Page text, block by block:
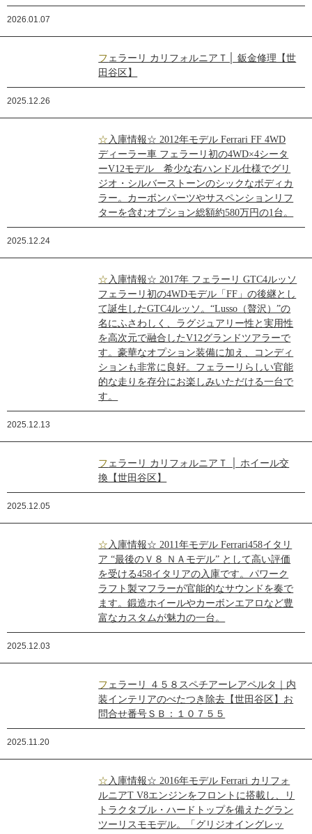
2026.01.07
フェラーリ カリフォルニアＴ│ 鈑金修理【世
田谷区】
2025.12.26
☆入庫情報☆ 2012年モデル Ferrari FF 4WD
ディーラー車 フェラーリ初の4WD×4シータ
ーV12モデル 希少な右ハンドル仕様でグリ
ジオ・シルバーストーンのシックなボディカ
ラー。カーボンパーツやサスペンションリフ
ターを含むオプション総額約580万円の1台。
2025.12.24
☆入庫情報☆ 2017年 フェラーリ GTC4ルッソ
フェラーリ初の4WDモデル「FF」の後継とし
て誕生したGTC4ルッソ。“Lusso（贅沢）”の
名にふさわしく、ラグジュアリー性と実用性
を高次元で融合したV12グランドツアラーで
す。豪華なオプション装備に加え、コンディ
ションも非常に良好。フェラーリらしい官能
的な走りを存分にお楽しみいただける一台で
す。
2025.12.13
フェラーリ カリフォルニアＴ │ ホイール交
換【世田谷区】
2025.12.05
☆入庫情報☆ 2011年モデル Ferrari458イタリ
ア “最後のＶ８ ＮＡモデル” として高い評価
を受ける458イタリアの入庫です。パワーク
ラフト製マフラーが官能的なサウンドを奏で
ます。鍛造ホイールやカーボンエアロなど豊
富なカスタムが魅力の一台。
2025.12.03
フェラーリ ４５８スペチアーレアペルタ｜内
装インテリアのべたつき除去【世田谷区】お
問合せ番号ＳＢ：１０７５５
2025.11.20
☆入庫情報☆ 2016年モデル Ferrari カリフォ
ルニアT V8エンジンをフロントに搭載し、リ
トラクタブル・ハードトップを備えたグラン
ツーリスモモデル。「グリジオイングレッ